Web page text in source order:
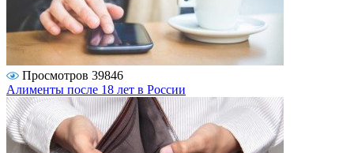
Просмотров 39846
Алименты после 18 лет в России